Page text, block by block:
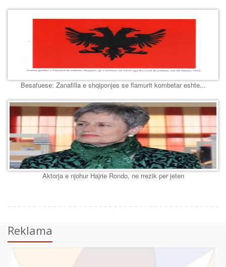
Besafuese: Zanafilla e shqiponjes se flamurit kombetar eshte...
Aktorja e njohur Hajrie Rondo, ne rrezik per jeten
Reklama